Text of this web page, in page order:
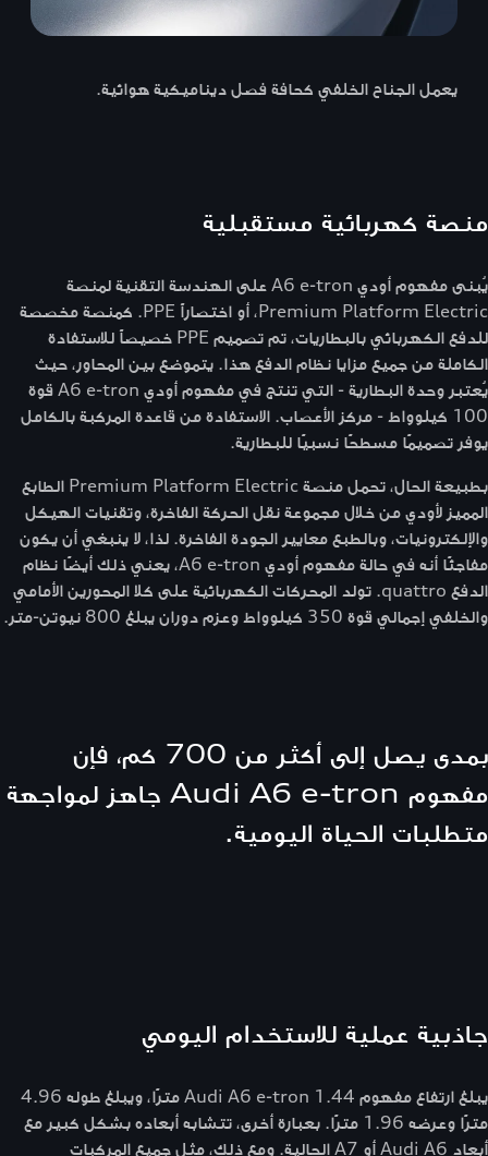
يعمل الجناح الخلفي كحافة فصل ديناميكية هوائية.
منصة كهربائية مستقبلية
يُبنى مفهوم أودي A6 e-tron على الهندسة التقنية لمنصة
Premium Platform Electric، أو اختصاراً PPE. كمنصة مخصصة
للدفع الكهربائي بالبطاريات، تم تصميم PPE خصيصاً للاستفادة
الكاملة من جميع مزايا نظام الدفع هذا. يتموضع بين المحاور، حيث
يُعتبر وحدة البطارية - التي تنتج في مفهوم أودي A6 e-tron قوة
100 كيلوواط - مركز الأعصاب. الاستفادة من قاعدة المركبة بالكامل
يوفر تصميمًا مسطحًا نسبيًا للبطارية.
بطبيعة الحال، تحمل منصة Premium Platform Electric الطابع
المميز لأودي من خلال مجموعة نقل الحركة الفاخرة، وتقنيات الهيكل
والإلكترونيات، وبالطبع معايير الجودة الفاخرة. لذا، لا ينبغي أن يكون
مفاجئًا أنه في حالة مفهوم أودي A6 e-tron، يعني ذلك أيضًا نظام
الدفع quattro. تولد المحركات الكهربائية على كلا المحورين الأمامي
والخلفي إجمالي قوة 350 كيلوواط وعزم دوران يبلغ 800 نيوتن-متر.
بمدى يصل إلى أكثر من 700 كم، فإن
مفهوم Audi A6 e-tron جاهز لمواجهة
متطلبات الحياة اليومية.
جاذبية عملية للاستخدام اليومي
يبلغ ارتفاع مفهوم Audi A6 e-tron 1.44 مترًا، ويبلغ طوله 4.96
مترًا وعرضه 1.96 مترًا. بعبارة أخرى، تتشابه أبعاده بشكل كبير مع
أبعاد Audi A6 أو A7 الحالية. ومع ذلك، مثل جميع المركبات